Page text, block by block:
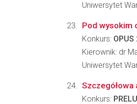
Uniwersytet
Pod wysokim
Konkurs: OPUS
Kierownik: dr
Uniwersytet
Szczegółowa
Konkurs: